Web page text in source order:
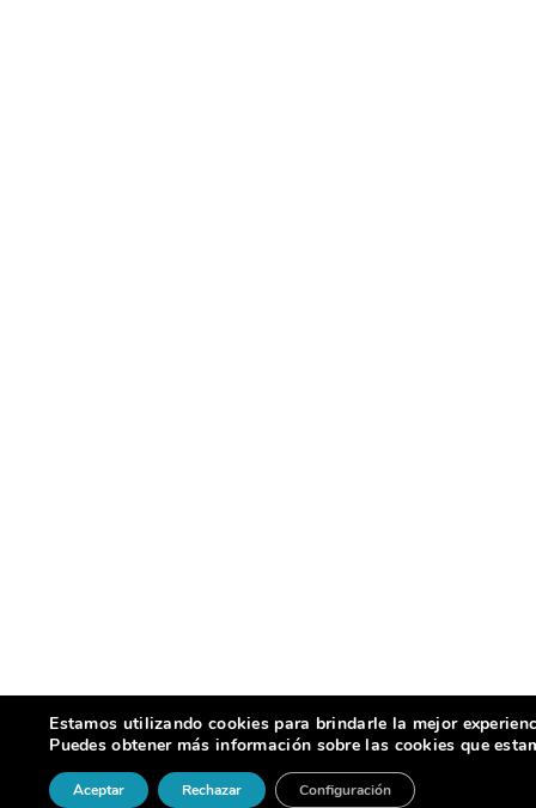
Estamos utilizando cookies para brindarle la mejor
Puedes obtener más información sobre las cookies que
Aceptar Rechazar Configuración